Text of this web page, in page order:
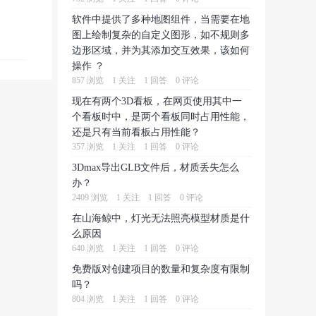
软件中提供了多种地图组件，当需要在地
图上绘制复杂的自定义图形，如不规则多
边形区域，并为其添加交互效果，该如何
操作 ？
857 浏览 1 关注 1 回答 0 评论
现在有两个3D看板，在网页使用其中一
个看板时中，是两个看板同时占用性能，
还是只有当前看板占用性能？
357 浏览 1 关注 1 回答 0 评论
3Dmax导出GLB文件后，材质丢失怎么
办？
2409 浏览 1 关注 1 回答 0 评论
在山海鲸中，灯光无法照亮模型材质是什
么原因
640 浏览 1 关注 1 回答 0 评论
免费版对创建项目的数量和复杂度有限制
吗？
804 浏览 1 关注 1 回答 0 评论